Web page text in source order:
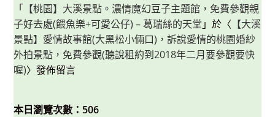
「 【桃園】大溪景點。濃情魔幻豆子主題館，免費參觀親
子好去處(餵魚樂+可愛公仔) – 葛瑞絲的天堂 」於〈 【大溪
景點】愛情故事館(大黑松小倆口)，訴說愛情的桃園婚紗
外拍景點，免費參觀(聽說租約到2018年二月要參觀要快
喔)〉發佈留言
本日瀏覽次數：506